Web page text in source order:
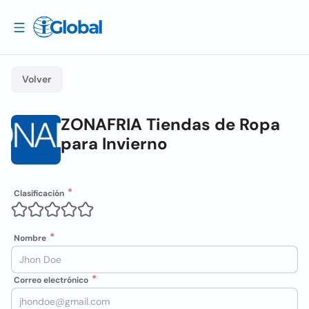
Volver
ZONAFRIA Tiendas de Ropa
para Invierno
Clasificación
Nombre
Correo electrónico